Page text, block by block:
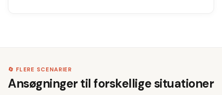
🔄 FLERE SCENARIER
Ansøgninger til forskellige situationer